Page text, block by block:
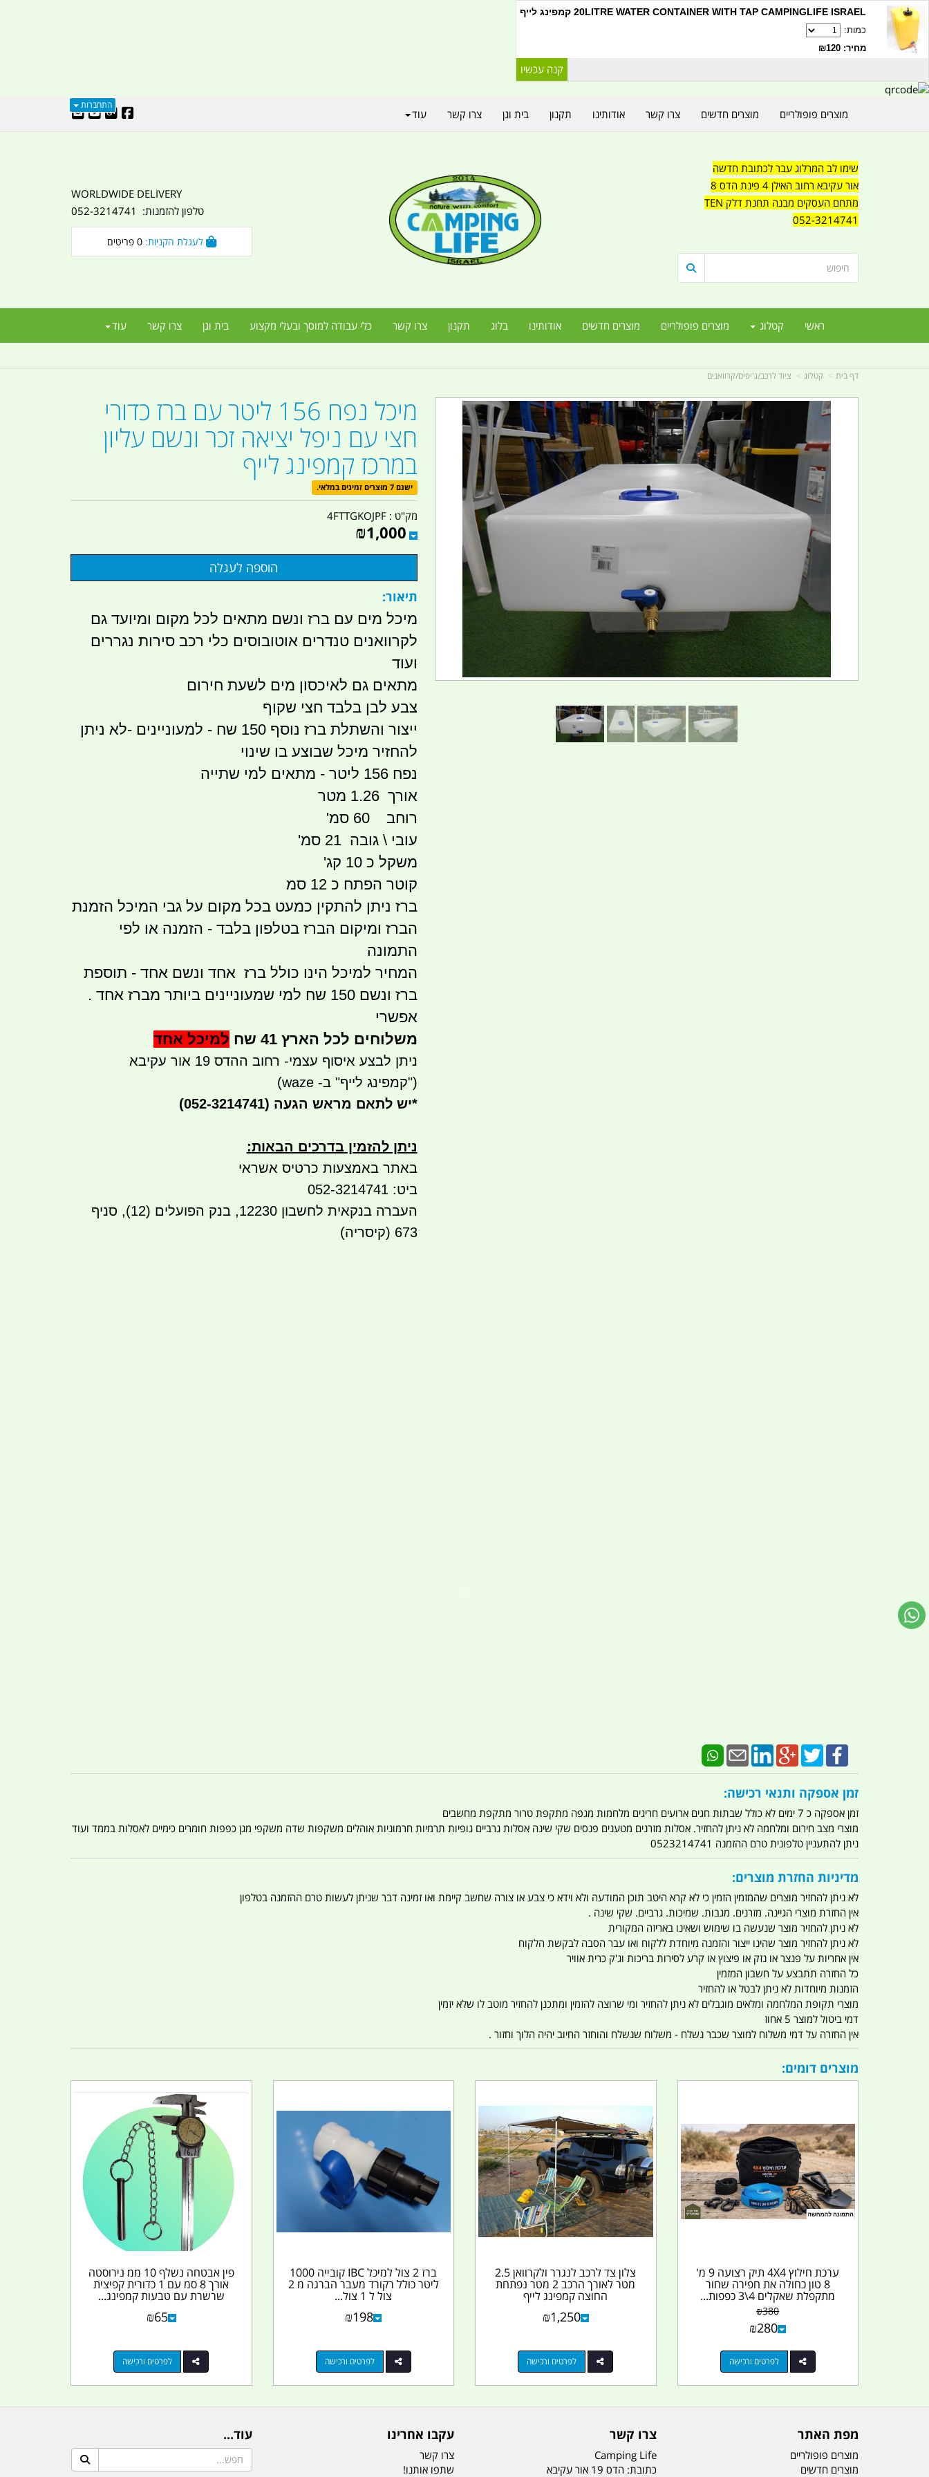
20LITRE WATER CONTAINER WITH TAP CAMPINGLIFE ISRAEL קמפינג לייף
כמות:
מחיר: ₪120
התחברות
שימו לב המרלוג עבר לכתובת חדשה
אור עקיבא רחוב האילן 4 פינת הדס 8
מתחם העסקים מבנה תחנת דלק TEN
052-3214741
WORLDWIDE DELIVERY
טלפון להזמנות: 052-3214741
0
ראשי קטלוג מוצרים פופולריים מוצרים חדשים אודותינו בלוג תקנון צרו קשר כלי עבודה למוסך ובעלי מקצוע בית וגן צרו קשר עוד
מוצרים פופולריים מוצרים חדשים צרו קשר אודותינו תקנון בית וגן צרו קשר עוד
דף בית קטלוג ציוד לרכב/ג'יפים/קרוואנים
מיכל נפח 156 ליטר עם ברז כדורי
חצי עם ניפל יציאה זכר ונשם עליון
במרכז קמפינג לייף
ישנם 7 מוצרים זמינים במלאי.
מק"ט :4FTTGKOJPF
₪1,000
תיאור:
מיכל מים עם ברז ונשם מתאים לכל מקום ומיועד גם
לקרוואנים טנדרים אוטובוסים כלי רכב סירות נגררים
ועוד
מתאים גם לאיכסון מים לשעת חירום
צבע לבן בלבד חצי שקוף
ייצור והשתלת ברז נוסף 150 שח - למעוניינים -לא ניתן
להחזיר מיכל שבוצע בו שינוי
נפח 156 ליטר - מתאים למי שתייה
אורך 1.26 מטר
רוחב 60 סמ'
עובי \ גובה 21 סמ'
משקל כ 10 קג'
קוטר הפתח כ 12 סמ
ברז ניתן להתקין כמעט בכל מקום על גבי המיכל הזמנת
הברז ומיקום הברז בטלפון בלבד - הזמנה או לפי
התמונה
המחיר למיכל הינו כולל ברז אחד ונשם אחד - תוספת
ברז ונשם 150 שח למי שמעוניינים ביותר מברז אחד .
אפשרי
משלוחים לכל הארץ 41 שח
למיכל אחד
ניתן לבצע איסוף עצמי- רחוב ההדס 19 אור עקיבא
("קמפינג לייף" ב- waze)
*יש לתאם מראש הגעה (052-3214741)
ניתן להזמין בדרכים הבאות:
באתר באמצעות כרטיס אשראי
ביט: 052-3214741
העברה בנקאית לחשבון 12230, בנק הפועלים (12), סניף
673 (קיסריה)
זמן אספקה ותנאי רכישה:
זמן אספקה כ 7 ימים לא כולל שבתות חגים ארועים חריגים מלחמות מגפה מתקפת טרור מתקפת מחשבים
מוצרי מצב חירום ומלחמה לא ניתן להחזיר. אסלות מזרנים מטענים פנסים שקי שינה אסלות גרביים גופיות תרמיות חרמוניות אוהלים משקפות שדה משקפי מגן כפפות חומרים כימיים לאסלות בממד ועוד
ניתן להתעניין טלפונית טרם ההזמנה 0523214741
מדיניות החזרת מוצרים:
לא ניתן להחזיר מוצרים שהמזמין הזמין כי לא קרא היטב תוכן המודעה ולא וידא כי צבע או צורה שחשב קיימת ואו זמינה דבר שניתן לעשות טרם ההזמנה בטלפון
אין החזרת מוצרי הגיינה. מזרנים. מגבות. שמיכות. גרביים. שקי שינה .
לא ניתן להחזיר מוצר שנעשה בו שימוש ושאינו באריזה המקורית
לא ניתן להחזיר מוצר שהינו ייצור והזמנה מיוחדת ללקוח ואו עבר הסבה לבקשת הלקוח
אין אחריות על פנצר או נזק או פיצוץ או קרע לסירות בריכות וג'ק כרית אוויר
כל החזרה תתבצע על חשבון המזמין
הזמנות מיוחדות לא ניתן לבטל או להחזיר
מוצרי תקופת המלחמה ומלאים מוגבלים לא ניתן להחזיר ומי שרוצה להזמין ומתכנן להחזיר מוטב לו שלא יזמין
דמי ביטול למוצר 5 אחוז
אין החזרה על דמי משלוח למוצר שכבר נשלח - משלוח שנשלח והוחזר החיוב יהיה הלוך וחזור .
מוצרים דומים:
ערכת חילוץ 4X4 תיק רצועה 9 מ'
8 טון כחולה את חפירה שחור
מתקפלת שאקלים 4\3 כפפות...
₪380
₪280
לפרטים ורכישה
צלון צד לרכב לנגרר ולקרוואן 2.5
מטר לאורך הרכב 2 מטר נפתחת
החוצה קמפינג לייף
₪1,250
לפרטים ורכישה
ברז 2 צול למיכל IBC קובייה 1000
ליטר כולל רקורד מעבר הברגה מ 2
צול ל 1 צול...
₪198
לפרטים ורכישה
פין אבטחה נשלף 10 ממ נירוסטה
אורך 8 סמ עם 1 כדורית קפיצית
שרשרת עם טבעות קמפינג...
₪65
לפרטים ורכישה
מפת האתר
מוצרים פופולריים
מוצרים חדשים
צרו קשר
Camping Life
כתובת: הדס 19 אור עקיבא
עקבו אחרינו
צרו קשר
שתפו אותנו!
עוד...